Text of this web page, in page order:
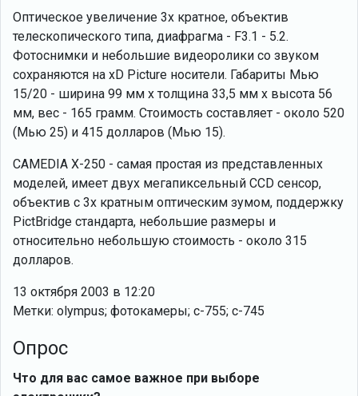
Оптическое увеличение 3x кратное, объектив
телескопического типа, диафрагма - F3.1 - 5.2.
Фотоснимки и небольшие видеоролики со звуком
сохраняются на xD Picture носители. Габариты Мью
15/20 - ширина 99 мм x толщина 33,5 мм x высота 56
мм, вес - 165 грамм. Стоимость составляет - около 520
(Мью 25) и 415 долларов (Мью 15).
CAMEDIA X-250 - самая простая из представленных
моделей, имеет двух мегапиксельный CCD сенсор,
объектив с 3x кратным оптическим зумом, поддержку
PictBridge стандарта, небольшие размеры и
относительно небольшую стоимость - около 315
долларов.
13 октября 2003 в 12:20
Метки: olympus; фотокамеры; c-755; c-745
Опрос
Что для вас самое важное при выборе